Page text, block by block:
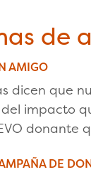
de
AMIGO
dicen que
impacto
donante
DE